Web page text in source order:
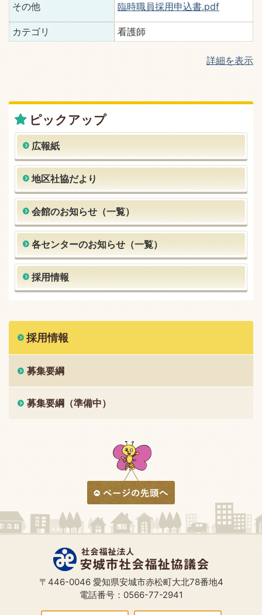
その他 臨時職員採用申込書.pdf
カテゴリ 看護師
詳細を表示
ピックアップ
広報紙
地区社協だより
会館のお知らせ（一覧）
各センターのお知らせ（一覧）
採用情報
採用情報
募集要綱
募集要綱（準備中）
〒446-0046 愛知県安城市赤松町大北78番地4
電話番号：0566-77-2941